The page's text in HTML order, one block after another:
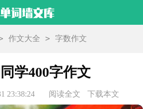
作文大全 > 字数作文
学400字作文
23:38:24 阅读全文 下载本文